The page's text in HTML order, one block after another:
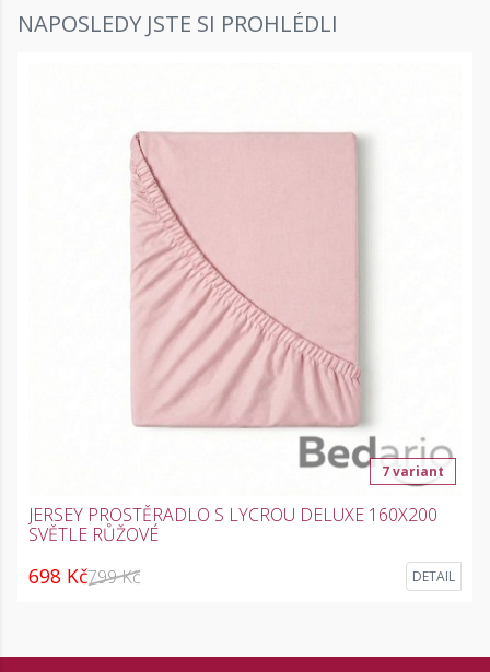
NAPOSLEDY JSTE SI PROHLÉDLI
7 variant
JERSEY PROSTĚRADLO S LYCROU DELUXE 160X200
SVĚTLE RŮŽOVÉ
698 Kč799 Kč DETAIL